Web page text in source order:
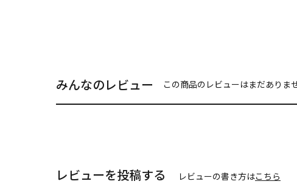
みんなのレビュー この商品のレビューはまだありませ
レビューを投稿する レビューの書き方はこちら